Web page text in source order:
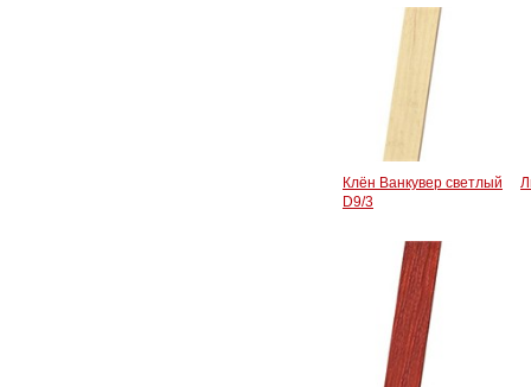
Клён Ванкувер светлый
D9/3